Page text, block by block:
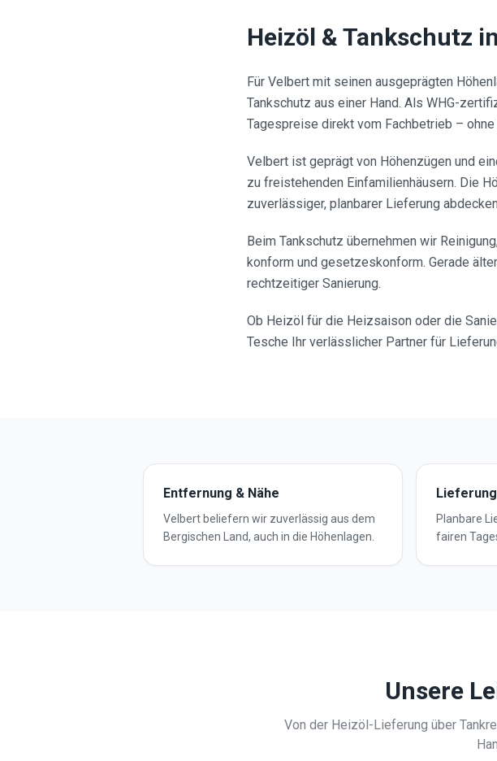
Heizöl & Tankschutz in
Für Velbert mit seinen ausgeprägten
Tankschutz aus einer Hand. Als WHG-
Tagespreise direkt vom Fachbetrieb –
Velbert ist geprägt von Höhenzügen und
zu freistehenden Einfamilienhäusern. Die
zuverlässiger, planbarer Lieferung
Beim Tankschutz übernehmen wir
konform und gesetzeskonform. Gerade
rechtzeitiger Sanierung.
Ob Heizöl für die Heizsaison oder die
Tesche Ihr verlässlicher Partner für
Entfernung & Nähe
Velbert beliefern wir zuverlässig aus dem
Bergischen Land, auch in die Höhenlagen.
Lieferung
Planbare
fairen
Unsere
Von der Heizöl-Lieferung über